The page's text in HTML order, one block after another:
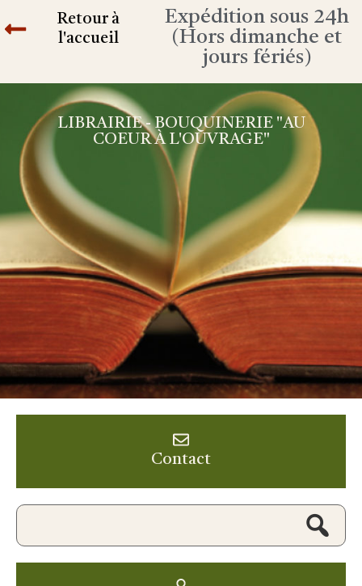
Retour à
l'accueil
Expédition sous 24h
(Hors dimanche et
jours fériés)
LIBRAIRIE - BOUQUINERIE "AU
COEUR À L'OUVRAGE"
Contact